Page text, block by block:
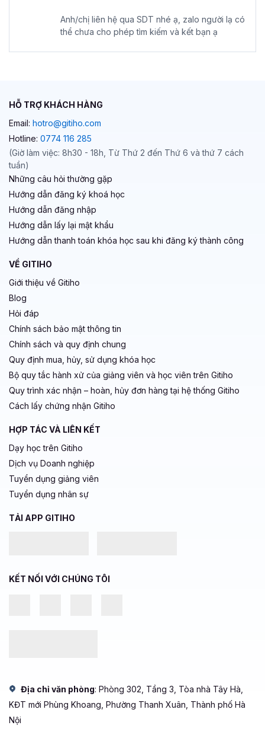
Anh/chị liên hệ qua SDT nhé ạ, zalo người lạ có
thể chưa cho phép tìm kiếm và kết bạn ạ
HỖ TRỢ KHÁCH HÀNG
Email: hotro@gitiho.com
Hotline: 0774 116 285
(Giờ làm việc: 8h30 - 18h, Từ Thứ 2 đến Thứ 6 và thứ 7 cách
tuần)
Những câu hỏi thường gặp
Hướng dẫn đăng ký khoá học
Hướng dẫn đăng nhập
Hướng dẫn lấy lại mật khẩu
Hướng dẫn thanh toán khóa học sau khi đăng ký thành công
VỀ GITIHO
Giới thiệu về Gitiho
Blog
Hỏi đáp
Chính sách bảo mật thông tin
Chính sách và quy định chung
Quy định mua, hủy, sử dụng khóa học
Bộ quy tắc hành xử của giảng viên và học viên trên Gitiho
Quy trình xác nhận – hoàn, hủy đơn hàng tại hệ thống Gitiho
Cách lấy chứng nhận Gitiho
HỢP TÁC VÀ LIÊN KẾT
Dạy học trên Gitiho
Dịch vụ Doanh nghiệp
Tuyển dụng giảng viên
Tuyển dụng nhân sự
TẢI APP GITIHO
KẾT NỐI VỚI CHÚNG TÔI
Địa chỉ văn phòng: Phòng 302, Tầng 3, Tòa nhà Tây Hà,
KĐT mới Phùng Khoang, Phường Thanh Xuân, Thành phố Hà
Nội